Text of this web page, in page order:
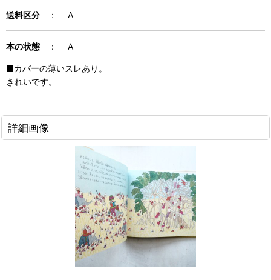
送料区分 ： A
本の状態 ： A
■カバーの薄いスレあり。
きれいです。
詳細画像